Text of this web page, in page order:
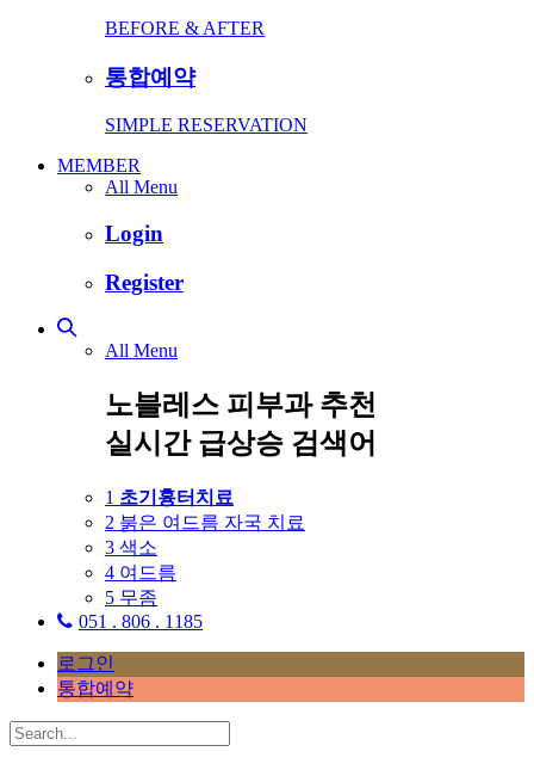
BEFORE & AFTER
통합예약
SIMPLE RESERVATION
MEMBER
All Menu
Login
Register
All Menu
노블레스 피부과 추천
실시간 급상승 검색어
1 초기흉터치료
2 붉은 여드름 자국 치료
3 색소
4 여드름
5 무좀
051 . 806 . 1185
로그인
통합예약